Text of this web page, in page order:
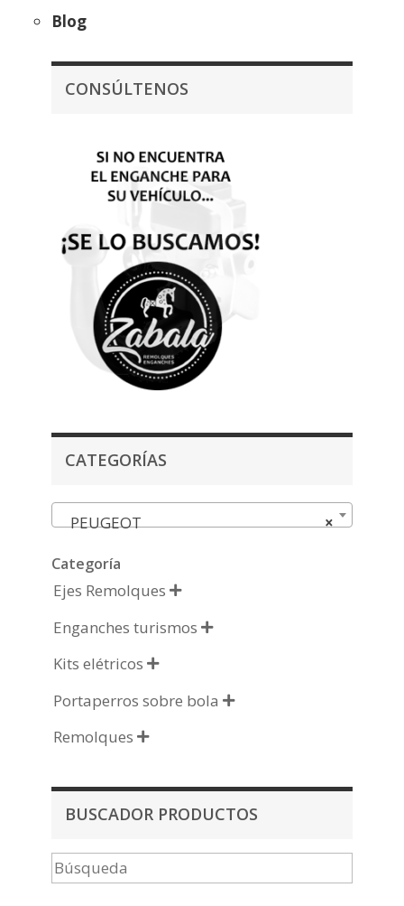
Blog
CONSÚLTENOS
CATEGORÍAS
×
PEUGEOT
Categoría
Ejes Remolques 
Enganches turismos 
Kits elétricos 
Portaperros sobre bola 
Remolques 
BUSCADOR PRODUCTOS